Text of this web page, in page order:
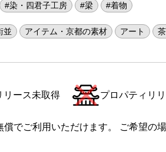
#染・四君子工房 #梁 #着物
並 アイテム・京都の素材 アート
リース未取得 プロパティリ
でご利用いただけます。 ご希望の